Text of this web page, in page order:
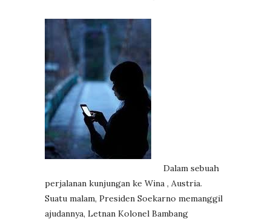
Dalam sebuah
perjalanan kunjungan ke Wina , Austria.
Suatu malam, Presiden Soekarno memanggil
ajudannya, Letnan Kolonel Bambang